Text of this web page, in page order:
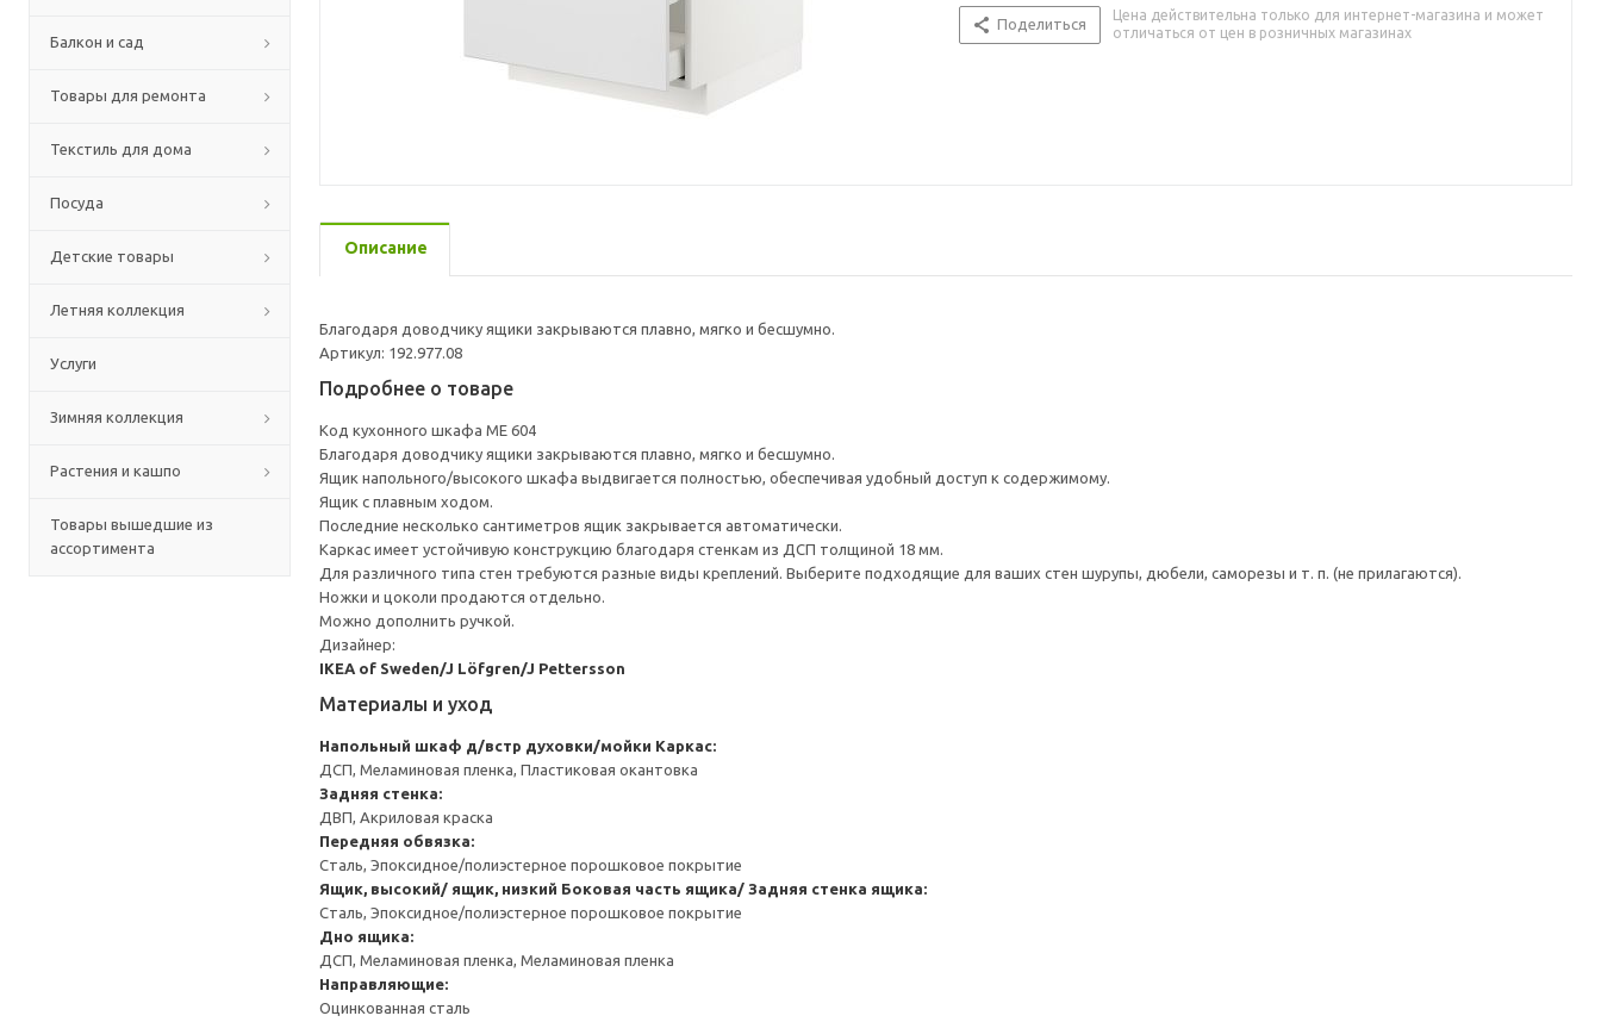
Балкон и сад
Товары для ремонта
Текстиль для дома
Посуда
Детские товары
Летняя коллекция
Услуги
Зимняя коллекция
Растения и кашпо
Товары вышедшие из
ассортимента
Поделиться
Цена действительна только для интернет-магазина и может
отличаться от цен в розничных магазинах
Описание
Благодаря доводчику ящики закрываются плавно, мягко и бесшумно.
Артикул: 192.977.08
Подробнее о товаре
Код кухонного шкафа ME 604
Благодаря доводчику ящики закрываются плавно, мягко и бесшумно.
Ящик напольного/высокого шкафа выдвигается полностью, обеспечивая удобный доступ к содержимому.
Ящик с плавным ходом.
Последние несколько сантиметров ящик закрывается автоматически.
Каркас имеет устойчивую конструкцию благодаря стенкам из ДСП толщиной 18 мм.
Для различного типа стен требуются разные виды креплений. Выберите подходящие для ваших стен шурупы, дюбели, саморезы и т. п. (не прилагаются).
Ножки и цоколи продаются отдельно.
Можно дополнить ручкой.
Дизайнер:
IKEA of Sweden/J Löfgren/J Pettersson
Материалы и уход
Напольный шкаф д/встр духовки/мойки Каркас:
ДСП, Меламиновая пленка, Пластиковая окантовка
Задняя стенка:
ДВП, Акриловая краска
Передняя обвязка:
Сталь, Эпоксидное/полиэстерное порошковое покрытие
Ящик, высокий/ ящик, низкий Боковая часть ящика/ Задняя стенка ящика:
Сталь, Эпоксидное/полиэстерное порошковое покрытие
Дно ящика:
ДСП, Меламиновая пленка, Меламиновая пленка
Направляющие:
Оцинкованная сталь